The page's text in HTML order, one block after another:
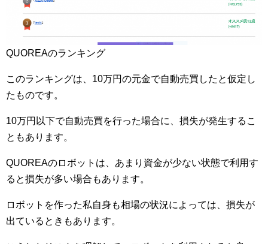
QUOREAのランキング
このランキングは、10万円の元金で自動売買したと仮定し
たものです。
10万円以下で自動売買を行った場合に、損失が発生するこ
ともあります。
QUOREAのロボットは、あまり資金が少ない状態で利用す
ると損失が多い場合もあります。
ロボットを作った私自身も相場の状況によっては、損失が
出ているときもあります。